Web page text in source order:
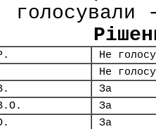
Не
Не
За
За
За